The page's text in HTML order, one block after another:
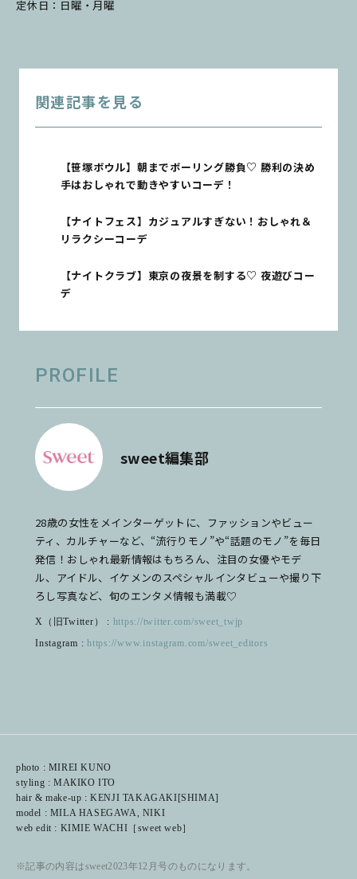
定休日：日曜・月曜
関連記事を見る
【笹塚ボウル】朝までボーリング勝負♡ 勝利の決め
手はおしゃれで動きやすいコーデ！
【ナイトフェス】カジュアルすぎない！おしゃれ＆
リラクシーコーデ
【ナイトクラブ】東京の夜景を制する♡ 夜遊びコー
デ
PROFILE
sweet編集部
28歳の女性をメインターゲットに、ファッションやビュー
ティ、カルチャーなど、“流行りモノ”や“話題のモノ”を毎日
発信！おしゃれ最新情報はもちろん、注目の女優やモデ
ル、アイドル、イケメンのスペシャルインタビューや撮り下
ろし写真など、旬のエンタメ情報も満載♡
X（旧Twitter） : https://twitter.com/sweet_twjp
Instagram : https://www.instagram.com/sweet_editors
photo : MIREI KUNO
styling : МАКІКО ITO
hair & make-up : KENJI TAKAGAKI[SHIMA]
model : MILA HASEGAWA, NIKI
web edit : KIMIE WACHI［sweet web］
※記事の内容はsweet2023年12月号のものになります。